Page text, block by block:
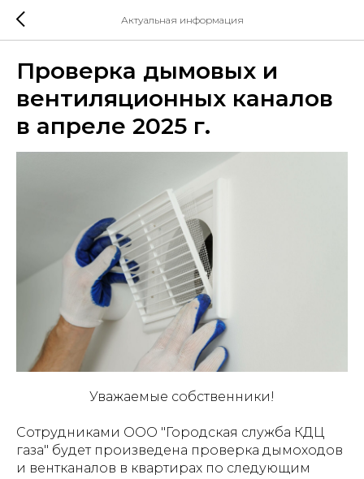
Актуальная информация
Проверка дымовых и
вентиляционных каналов
в апреле 2025 г.
Уважаемые собственники!
Сотрудниками ООО "Городская служба КДЦ
газа" будет произведена проверка дымоходов
и вентканалов в квартирах по следующим